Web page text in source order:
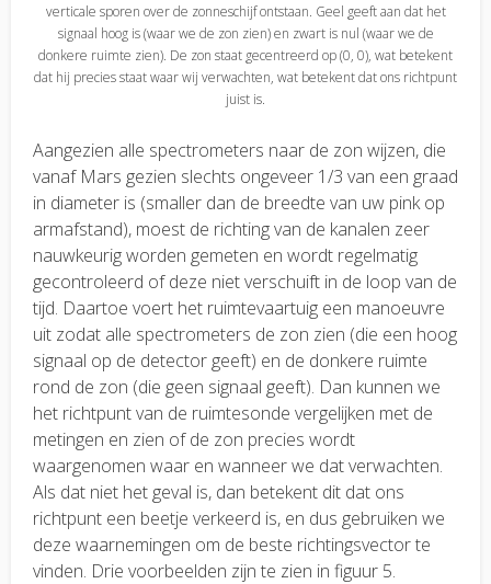
verticale sporen over de zonneschijf ontstaan. Geel geeft aan dat het
signaal hoog is (waar we de zon zien) en zwart is nul (waar we de
donkere ruimte zien). De zon staat gecentreerd op (0, 0), wat betekent
dat hij precies staat waar wij verwachten, wat betekent dat ons richtpunt
juist is.
Aangezien alle spectrometers naar de zon wijzen, die
vanaf Mars gezien slechts ongeveer 1/3 van een graad
in diameter is (smaller dan de breedte van uw pink op
armafstand), moest de richting van de kanalen zeer
nauwkeurig worden gemeten en wordt regelmatig
gecontroleerd of deze niet verschuift in de loop van de
tijd. Daartoe voert het ruimtevaartuig een manoeuvre
uit zodat alle spectrometers de zon zien (die een hoog
signaal op de detector geeft) en de donkere ruimte
rond de zon (die geen signaal geeft). Dan kunnen we
het richtpunt van de ruimtesonde vergelijken met de
metingen en zien of de zon precies wordt
waargenomen waar en wanneer we dat verwachten.
Als dat niet het geval is, dan betekent dit dat ons
richtpunt een beetje verkeerd is, en dus gebruiken we
deze waarnemingen om de beste richtingsvector te
vinden. Drie voorbeelden zijn te zien in figuur 5.